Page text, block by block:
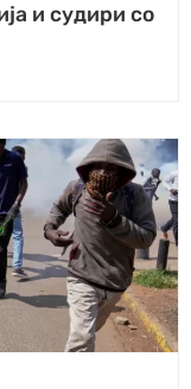
и судири со